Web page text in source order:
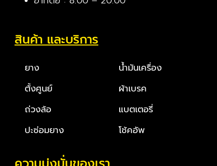
สินค้า และบริการ
ยาง
ตั้งศูนย์
ถ่วงล้อ
ปะซ่อมยาง
น้ำมันเครื่อง
ผ้าเบรค
แบตเตอรี่
โช้คอัพ